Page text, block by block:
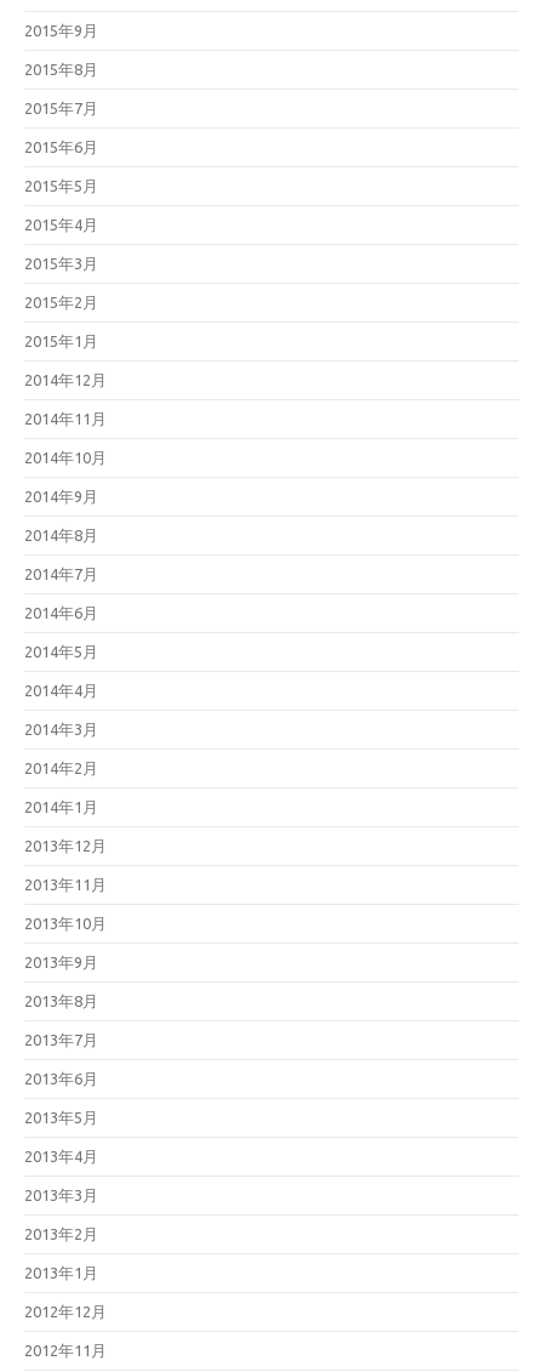
2015年9月
2015年8月
2015年7月
2015年6月
2015年5月
2015年4月
2015年3月
2015年2月
2015年1月
2014年12月
2014年11月
2014年10月
2014年9月
2014年8月
2014年7月
2014年6月
2014年5月
2014年4月
2014年3月
2014年2月
2014年1月
2013年12月
2013年11月
2013年10月
2013年9月
2013年8月
2013年7月
2013年6月
2013年5月
2013年4月
2013年3月
2013年2月
2013年1月
2012年12月
2012年11月